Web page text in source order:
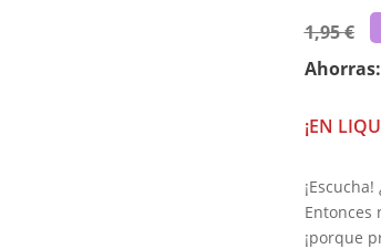
1,95€
Ahorras:
¡EN
Entonces
¡porque